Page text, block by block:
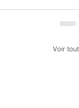
Voir tout